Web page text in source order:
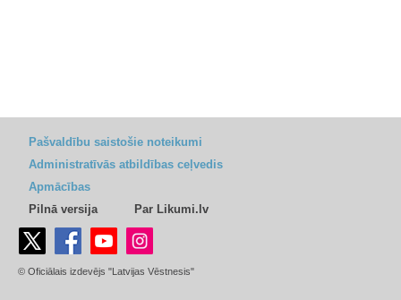
Pašvaldību saistošie noteikumi
Administratīvās atbildības ceļvedis
Apmācības
Pilnā versija
Par Likumi.lv
© Oficiālais izdevējs "Latvijas Vēstnesis"